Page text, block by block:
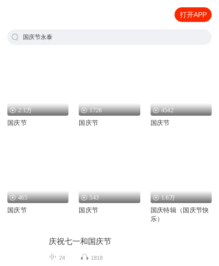
打开APP
国庆节永泰
2.1万
国庆节
1726
国庆节
4542
国庆节
465
国庆节
543
国庆节
1.6万
国庆特辑（国庆节快
乐）
庆祝七一和国庆节
24 1818